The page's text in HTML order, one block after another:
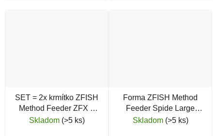
SET = 2x krmítko ZFISH
Method Feeder ZFX +
silikónová forma
Skladom (>5 ks)
Forma ZFISH Method
Feeder Spide Large
Mould
Skladom (>5 ks)